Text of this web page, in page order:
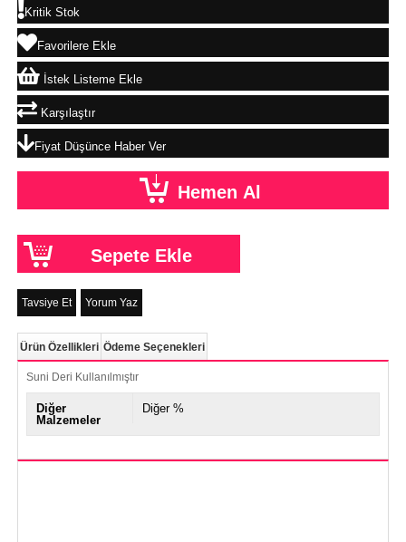
Kritik Stok
Favorilere Ekle
İstek Listeme Ekle
Karşılaştır
Fiyat Düşünce Haber Ver
Tavsiye Et Yorum Yaz
Ürün Özellikleri Ödeme Seçenekleri
Suni Deri Kullanılmıştır
Diğer
Malzemeler
Diğer %